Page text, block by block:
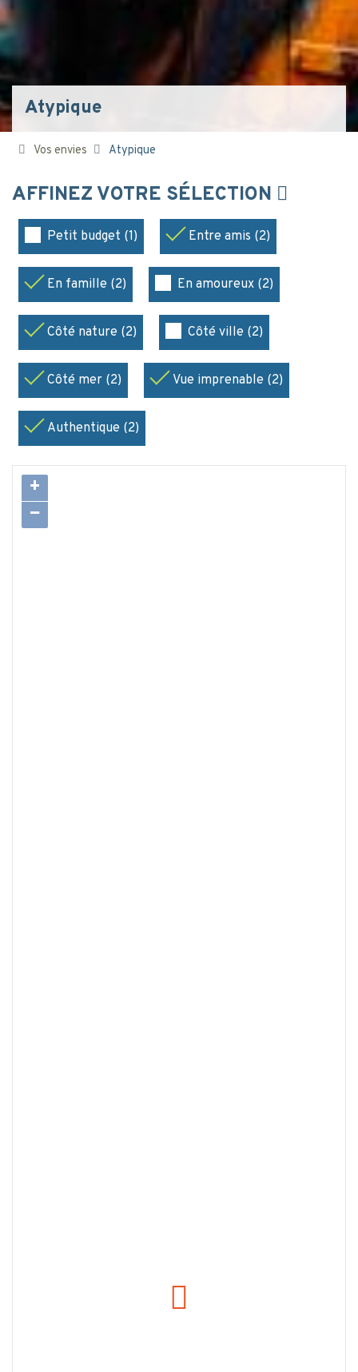
Atypique
Vos envies Atypique
AFFINEZ VOTRE SÉLECTION
Petit budget (1) Entre amis (2)
En famille (2) En amoureux (2)
Côté nature (2) Côté ville (2)
Côté mer (2) Vue imprenable (2)
Authentique (2)
+
−